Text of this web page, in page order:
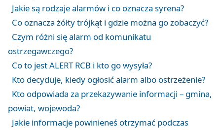
Jakie są rodzaje alarmów i co oznacza syrena?
Co oznacza żółty trójkąt i gdzie można go zobaczyć?
Czym różni się alarm od komunikatu
ostrzegawczego?
Co to jest ALERT RCB i kto go wysyła?
Kto decyduje, kiedy ogłosić alarm albo ostrzeżenie?
Kto odpowiada za przekazywanie informacji – gmina,
powiat, wojewoda?
Jakie informacje powinieneś otrzymać podczas